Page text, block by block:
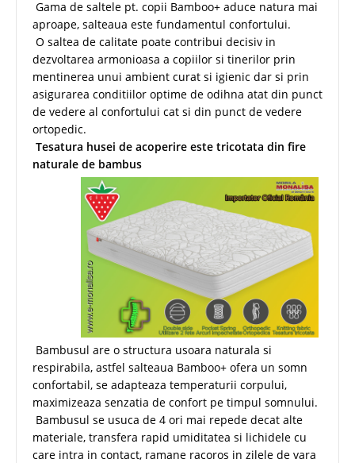
Gama de saltele pt. copii Bamboo+ aduce natura mai
aproape, salteaua este fundamentul confortului.
O saltea de calitate poate contribui decisiv in
dezvoltarea armonioasa a copiilor si tinerilor prin
mentinerea unui ambient curat si igienic dar si prin
asigurarea conditiilor optime de odihna atat din punct
de vedere al confortului cat si din punct de vedere
ortopedic.
Tesatura husei de acoperire este tricotata din fire
naturale de bambus
Bambusul are o structura usoara naturala si
respirabila, astfel salteaua Bamboo+ ofera un somn
confortabil, se adapteaza temperaturii corpului,
maximizeaza senzatia de confort pe timpul somnului.
Bambusul se usuca de 4 ori mai repede decat alte
materiale, transfera rapid umiditatea si lichidele cu
care intra in contact, ramane racoros in zilele de vara